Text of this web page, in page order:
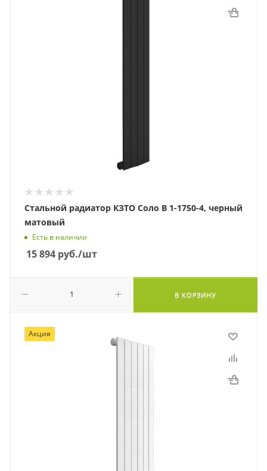
Стальной радиатор КЗТО Соло В 1-1750-4, черный
матовый
Есть в наличии
15 894 руб./шт
В КОРЗИНУ
Акция